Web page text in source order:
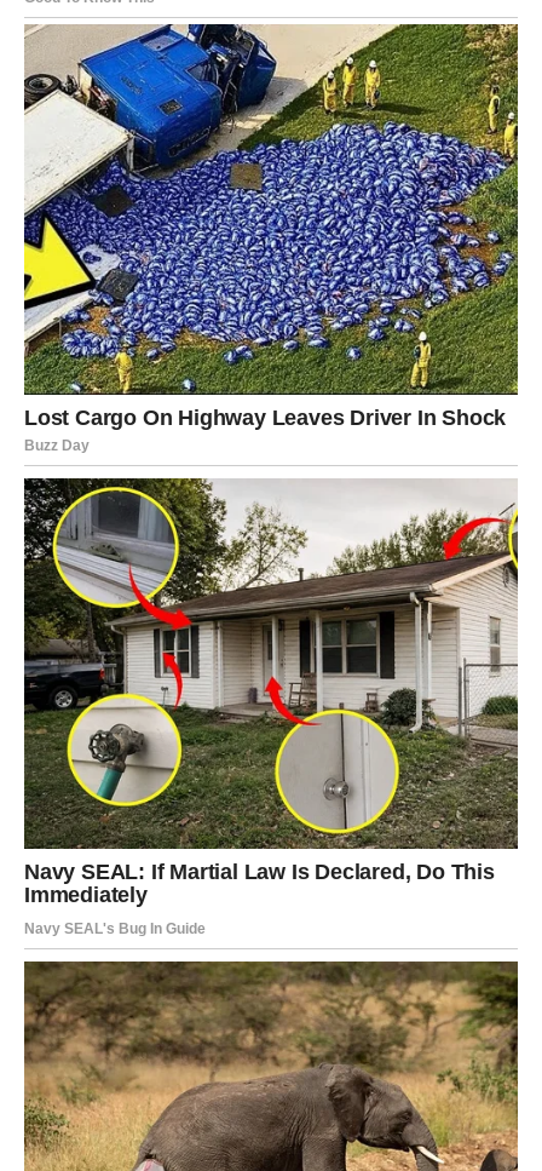
Poruka srca
Ljudi se ponekad zaista promijene.
VODOLIJA
Sudbina vam daje izbor
Vodolije uskoro dolaze u situaciju da biraju između
prošlosti i budućnosti.
Neko iz bivšeg života mogao bi se pojaviti baš kada
mislite da ste sve ostavili iza sebe.
Poruka srca
Dobro razmislite šta zaista želite.
RIBE
NAJVEĆA DRUGA ŠANSA STIŽE UPRAVO
VAMA
Ribe su apsolutni favoriti ovog horoskopa. Zvijezde
pokazuju da se jedna velika ljubavna priča iz prošlosti
ponovo aktivira.
Osoba koju nikada niste potpuno zaboravili mogla bi
pokazati želju za novim početkom. Ovoga puta okolnosti
su drugačije, emocije zrelije, a šanse za uspjeh mnogo
veće.
Mnoge Ribe će imati osjećaj da im sudbina vraća nešto
što je prerano izgubila. Upravo zato će naredni period biti
pun emocija, preispitivanja i važnih odluka.